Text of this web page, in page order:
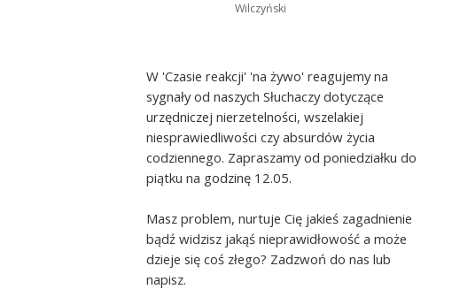
Wilczyński
W 'Czasie reakcji' 'na żywo' reagujemy na
sygnały od naszych Słuchaczy dotyczące
urzędniczej nierzetelności, wszelakiej
niesprawiedliwości czy absurdów życia
codziennego. Zapraszamy od poniedziałku do
piątku na godzinę 12.05.
Masz problem, nurtuje Cię jakieś zagadnienie
bądź widzisz jakąś nieprawidłowość a może
dzieje się coś złego? Zadzwoń do nas lub
napisz.